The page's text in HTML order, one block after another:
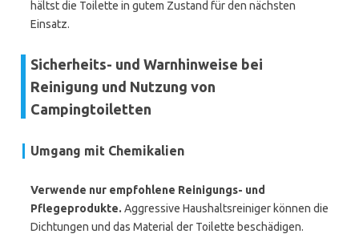
hältst die Toilette in gutem Zustand für den nächsten
Einsatz.
Sicherheits- und Warnhinweise bei
Reinigung und Nutzung von
Campingtoiletten
Umgang mit Chemikalien
Verwende nur empfohlene Reinigungs- und
Pflegeprodukte. Aggressive Haushaltsreiniger können die
Dichtungen und das Material der Toilette beschädigen.